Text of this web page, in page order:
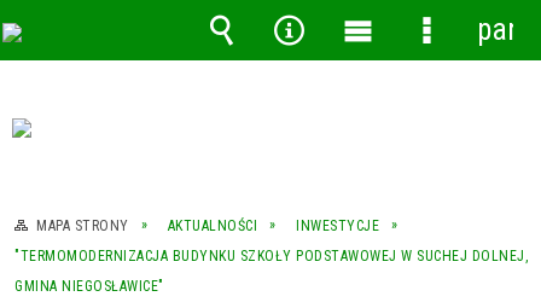
MAPA STRONY AKTUALNOŚCI
INWESTYCJE
"TERMOMODERNIZACJA BUDYNKU SZKOŁY PODSTAWOWEJ W SUCHEJ DOLNEJ,
GMINA NIEGOSŁAWICE"
Wyszukiwarka
Narzędzia
MenuMenu